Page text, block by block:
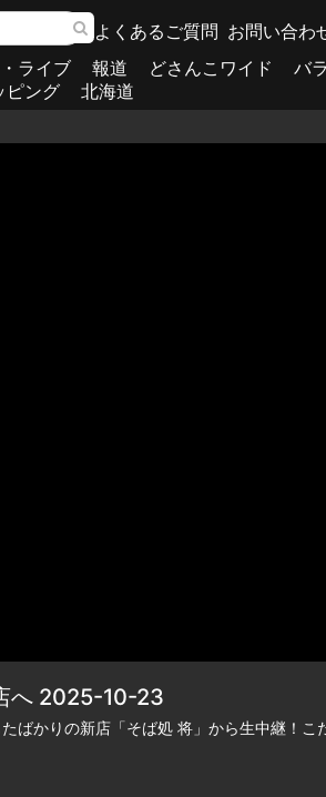
よくあるご質問 お問い合わ
ライブ 報道 どさんこワイド バ
ピング 北海道
へ 2025-10-23
ばかりの新店「そば処 将」から生中継！こ